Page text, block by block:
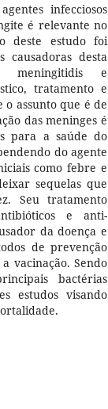
infecciosos
é relevante no
deste estudo foi
causadoras desta
meningitidis e
tratamento e
assunto que é de
das meninges é
para a saúde do
do agente
como febre e
sequelas que
Seu tratamento
e anti-
da doença e
de prevenção
vacinação. Sendo
bactérias
estudos visando